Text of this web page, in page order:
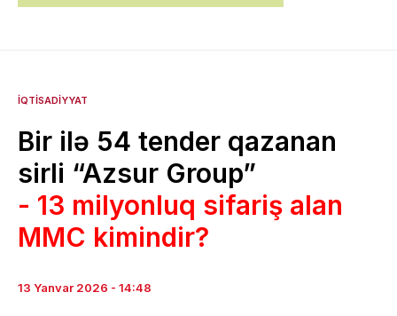
İQTISADIYYAT
Bir ilə 54 tender qazanan
sirli “Azsur Group”
- 13 milyonluq sifariş alan
MMC kimindir?
13 Yanvar 2026 - 14:48